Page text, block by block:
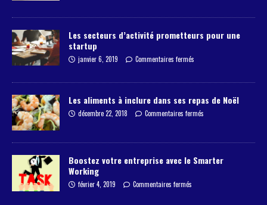
Les secteurs d’activité prometteurs pour une
startup
janvier 6, 2019 Commentaires fermés
Les aliments à inclure dans ses repas de Noël
décembre 22, 2018 Commentaires fermés
Boostez votre entreprise avec le Smarter
Working
février 4, 2019 Commentaires fermés